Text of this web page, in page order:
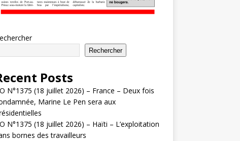
Rechercher
Posts
N°1375 (18 juillet 2026) – France – Deux fois
Marine Le Pen sera aux
N°1375 (18 juillet 2026) – Haïti – L’exploitation
bornes des travailleurs